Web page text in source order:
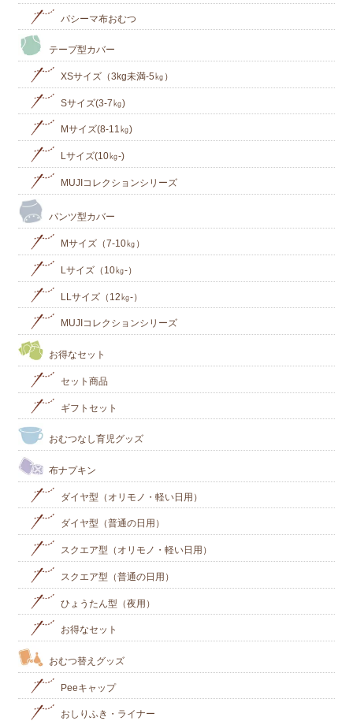
パシーマ布おむつ
テープ型カバー
XSサイズ（3kg未満-5㎏）
Sサイズ(3-7㎏)
Mサイズ(8-11㎏)
Lサイズ(10㎏‐)
MUJIコレクションシリーズ
パンツ型カバー
Mサイズ（7-10㎏）
Lサイズ（10㎏-）
LLサイズ（12㎏-）
MUJIコレクションシリーズ
お得なセット
セット商品
ギフトセット
おむつなし育児グッズ
布ナプキン
ダイヤ型（オリモノ・軽い日用）
ダイヤ型（普通の日用）
スクエア型（オリモノ・軽い日用）
スクエア型（普通の日用）
ひょうたん型（夜用）
お得なセット
おむつ替えグッズ
Peeキャップ
おしりふき・ライナー